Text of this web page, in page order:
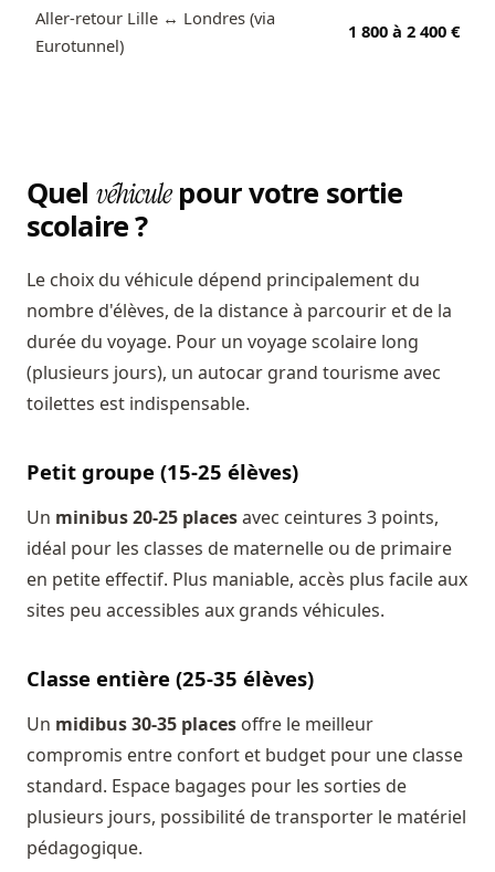
Aller-retour Lille ↔ Londres (via
Eurotunnel)
1 800 à 2 400 €
Quel véhiculepour votre sortie
scolaire ?
Le choix du véhicule dépend principalement du
nombre d'élèves, de la distance à parcourir et de la
durée du voyage. Pour un voyage scolaire long
(plusieurs jours), un autocar grand tourisme avec
toilettes est indispensable.
Petit groupe (15-25 élèves)
Un minibus 20-25 placesavec ceintures 3 points,
idéal pour les classes de maternelle ou de primaire
en petite effectif. Plus maniable, accès plus facile aux
sites peu accessibles aux grands véhicules.
Classe entière (25-35 élèves)
Un midibus 30-35 places offre le meilleur
compromis entre confort et budget pour une classe
standard. Espace bagages pour les sorties de
plusieurs jours, possibilité de transporter le matériel
pédagogique.